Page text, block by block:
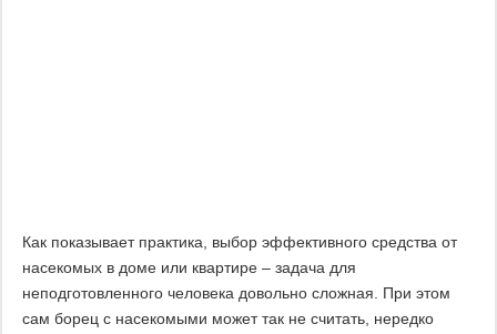
Как показывает практика, выбор эффективного средства от
насекомых в доме или квартире – задача для
неподготовленного человека довольно сложная. При этом
сам борец с насекомыми может так не считать, нередко